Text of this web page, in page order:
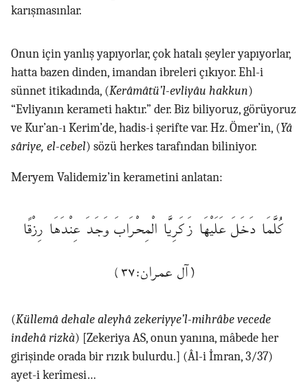
karışmasınlar.
Onun için yanlış yapıyorlar, çok hatalı şeyler yapıyorlar,
hatta bazen dinden, imandan ibreleri çıkıyor. Ehl-i
sünnet itikadında, (Kerâmâtü’l-evliyâu hakkun)
“Evliyanın kerameti haktır.” der. Biz biliyoruz, görüyoruz
ve Kur’an-ı Kerim’de, hadis-i şerifte var. Hz. Ömer’in, (Yâ
sâriye, el-cebel) sözü herkes tarafından biliniyor.
Meryem Validemiz’in kerametini anlatan:
كُلَّمَا دَخَلَ عَلَيْهَا زَكَرِيَّا الْمِحْرَابَ وَجَدَ عِنْدَهَا رِزْقًا
(آل عمران:٣٧)
(Küllemâ dehale aleyhâ zekeriyye’l-mihrâbe vecede
indehâ rizkà) [Zekeriya AS, onun yanına, mâbede her
girişinde orada bir rızık bulurdu.] (Âl-i İmran, 3/37)
ayet-i kerîmesi…